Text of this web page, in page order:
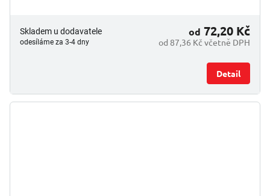
Skladem u dodavatele
odesíláme za 3-4 dny od 87,36 Kč včetně DPH
od 72,20 Kč
Detail